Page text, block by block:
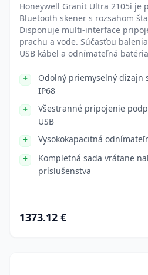
Honeywell Granit Ultra 2105i je
Bluetooth skener s rozsahom
Disponuje multi-interface
prachu a vode. Súčasťou
USB kábel a odnímateľná
Odolný priemyselný dizajn
IP68
Všestranné pripojenie
USB
Vysokokapacitná
Kompletná sada vrátane
príslušenstva
1373.12 €